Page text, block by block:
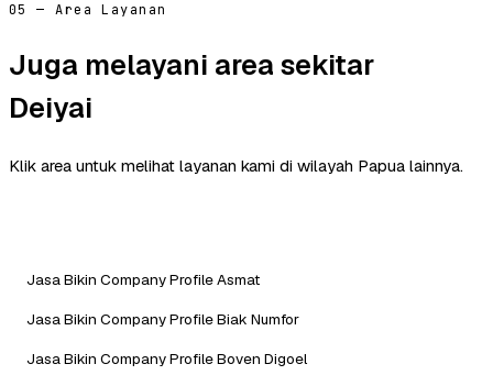
05 — Area Layanan
Juga melayani area sekitar
Deiyai
Klik area untuk melihat layanan kami di wilayah Papua lainnya.
Jasa Bikin Company Profile Asmat
Jasa Bikin Company Profile Biak Numfor
Jasa Bikin Company Profile Boven Digoel